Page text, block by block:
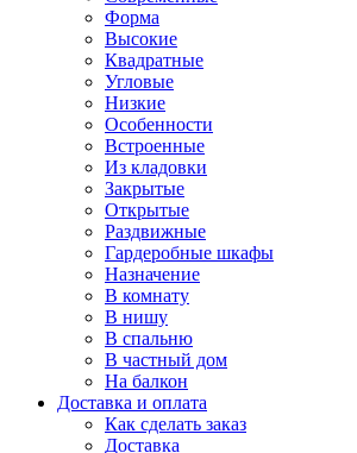
Форма
Высокие
Квадратные
Угловые
Низкие
Особенности
Встроенные
Из кладовки
Закрытые
Открытые
Раздвижные
Гардеробные шкафы
Назначение
В комнату
В нишу
В спальню
В частный дом
На балкон
Доставка и оплата
Как сделать заказ
Доставка